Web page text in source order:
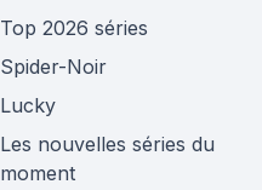
Top 2026 séries
Spider-Noir
Lucky
Les nouvelles séries du
moment